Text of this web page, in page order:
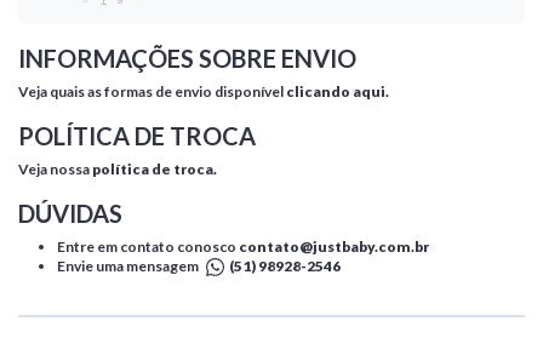
INFORMAÇÕES SOBRE ENVIO
Veja quais as formas de envio disponível clicando aqui.
POLÍTICA DE TROCA
Veja nossa política de troca.
DÚVIDAS
Entre em contato conosco contato@justbaby.com.br
Envie uma mensagem
(51) 98928-2546